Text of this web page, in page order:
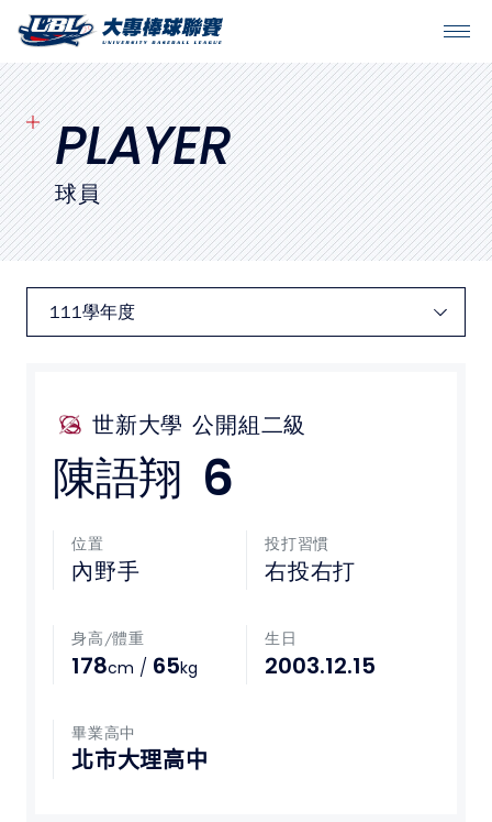
SITEMAP
首頁
球隊戰績
賽程表
球隊與球員
比賽場地
最新消息
下載專區
聯絡我們
隱私權政策
PLAYER
球員
世新大學 公開組二級
陳語翔 6
位置
內野手
投打習慣
右投右打
身高/體重
178cm / 65kg
生日
2003.12.15
畢業高中
北市大理高中